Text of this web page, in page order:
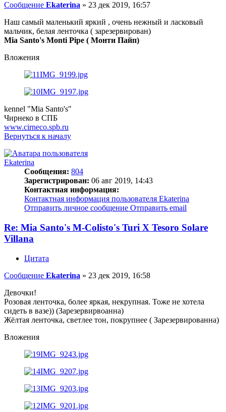
Сообщение Ekaterina » 23 дек 2019, 16:57
Наш самый маленький яркий , очень нежный и ласковый
мальчик, белая ленточка ( зарезервирован)
Mia Santo's Monti Pipe ( Монти Пайп)
Вложения
kennel "Mia Santo's"
Чирнеко в СПБ
www.cirneco.spb.ru
Вернуться к началу
Ekaterina
Сообщения: 804
Зарегистрирован: 06 авг 2019, 14:43
Контактная информация:
Контактная информация пользователя Ekaterina
Отправить личное сообщение Отправить email
Re: Mia Santo's M-Colisto's Turi X Tesoro Solare
Villana
Цитата
Сообщение Ekaterina » 23 дек 2019, 16:58
Девочки!
Розовая ленточка, более яркая, некрупная. Тоже не хотела
сидеть в вазе)) (Зарезервирвоанна)
Жёлтая ленточка, светлее тон, покрупнее ( Зарезервированна)
Вложения